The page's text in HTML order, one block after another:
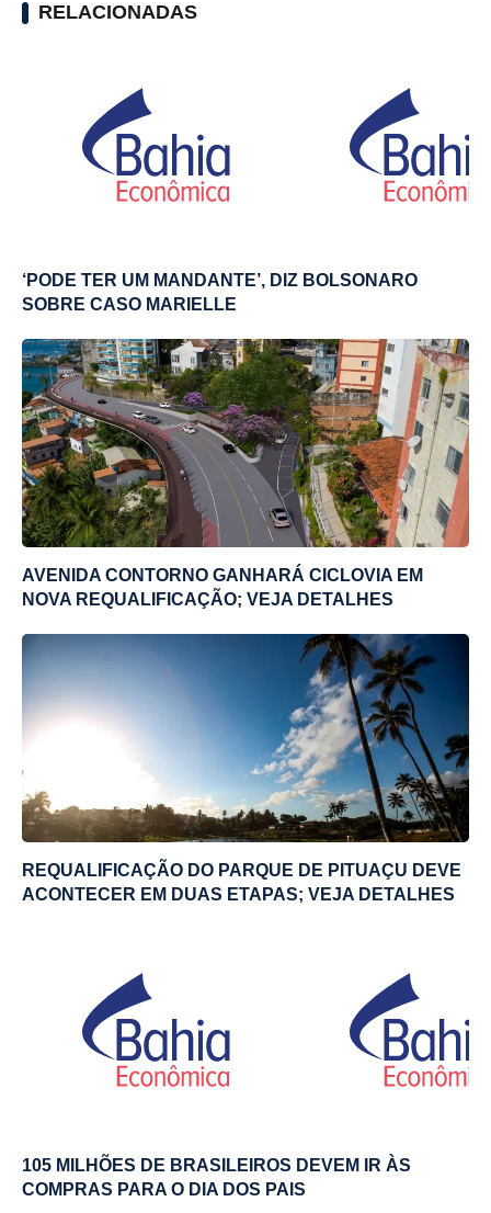
RELACIONADAS
‘PODE TER UM MANDANTE’, DIZ BOLSONARO
SOBRE CASO MARIELLE
AVENIDA CONTORNO GANHARÁ CICLOVIA EM
NOVA REQUALIFICAÇÃO; VEJA DETALHES
REQUALIFICAÇÃO DO PARQUE DE PITUAÇU DEVE
ACONTECER EM DUAS ETAPAS; VEJA DETALHES
105 MILHÕES DE BRASILEIROS DEVEM IR ÀS
COMPRAS PARA O DIA DOS PAIS